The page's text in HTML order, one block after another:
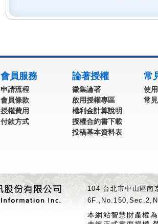
會員服務
申請流程
會員條款
授權費用
付款方式
論著授權
徵集論著
啟用授權專區
權利金計算說明
授權合約書下載
投稿基本資料表
常
使
常
104 台北市中山區
本網站智慧財產權